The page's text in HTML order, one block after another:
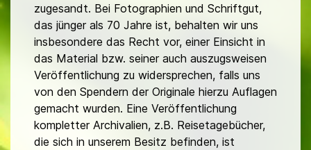
zugesandt. Bei Fotographien und Schriftgut,
das jünger als 70 Jahre ist, behalten wir uns
insbesondere das Recht vor, einer Einsicht in
das Material bzw. seiner auch auszugsweisen
Veröffentlichung zu widersprechen, falls uns
von den Spendern der Originale hierzu Auflagen
gemacht wurden. Eine Veröffentlichung
kompletter Archivalien, z.B. Reisetagebücher,
die sich in unserem Besitz befinden, ist